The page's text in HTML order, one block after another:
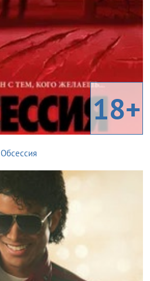
18+
Обсессия